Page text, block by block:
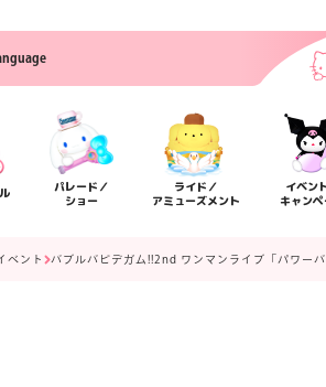
パレード／
ショー
ライド／
アミューズメント
イベン
キャン
ベント バブルバビデガム!!2nd ワンマンライブ「パワー